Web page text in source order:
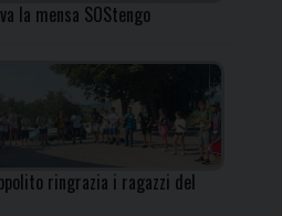
la mensa SOStengo
ringrazia i ragazzi del